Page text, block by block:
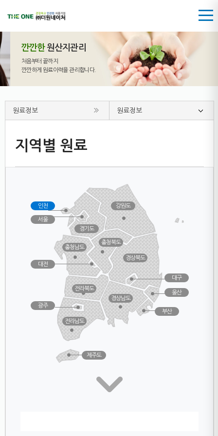
깐깐한원산지관리
처음부터 끝까지
깐깐하게 원료이력을 관리합니다.
원료정보 원료정보
지역별 원료
인천
서울
경기도
강원도
충청북도
충청남도
대전
전라북도
광주
전라남도
경상북도
대구
울산
부산
경상남도
제주도